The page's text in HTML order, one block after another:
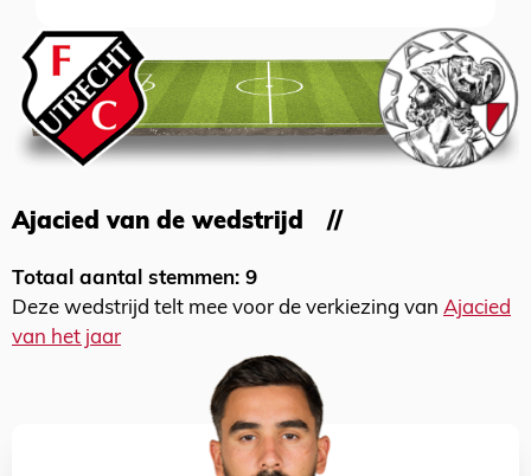
Ajacied van de wedstrijd
Totaal aantal stemmen: 9
Deze wedstrijd telt mee voor de verkiezing van Ajacied
van het jaar